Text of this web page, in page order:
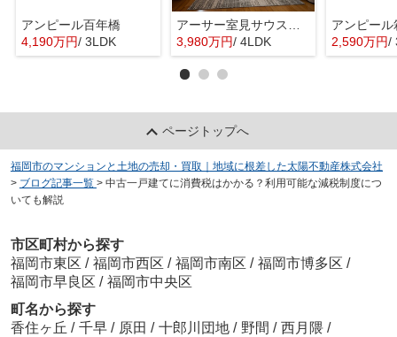
アンピール百年橋
4,190万円/ 3LDK
アーサー室見サウスステージ
3,980万円/ 4LDK
アンピール
2,590万円/
ページトップへ
福岡市のマンションと土地の売却・買取｜地域に根差した太陽不動産株式会社
> ブログ記事一覧 > 中古一戸建てに消費税はかかる？利用可能な減税制度につ
いても解説
市区町村から探す
福岡市東区 / 福岡市西区 / 福岡市南区 / 福岡市博多区 /
福岡市早良区 / 福岡市中央区
町名から探す
香住ヶ丘 / 千早 / 原田 / 十郎川団地 / 野間 / 西月隈 /